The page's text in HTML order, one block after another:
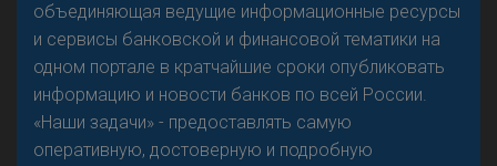
Резкого разворота на рынке автокредитов не
предвидится - «Интервью»
объединяющая ведущие информационные ресурсы
и сервисы банковской и финансовой тематики на
одном портале в кратчайшие сроки опубликовать
информацию и новости банков по всей России.
«Наши задачи» - предоставлять самую
оперативную, достоверную и подробную